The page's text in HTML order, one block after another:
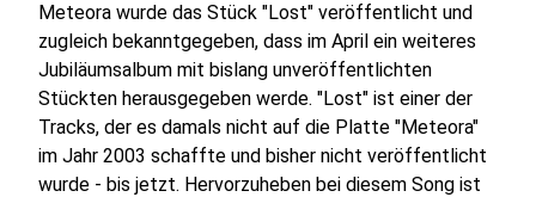
Meteora wurde das Stück "Lost" veröffentlicht und
zugleich bekanntgegeben, dass im April ein weiteres
Jubiläumsalbum mit bislang unveröffentlichten
Stückten herausgegeben werde. "Lost" ist einer der
Tracks, der es damals nicht auf die Platte "Meteora"
im Jahr 2003 schaffte und bisher nicht veröffentlicht
wurde - bis jetzt. Hervorzuheben bei diesem Song ist